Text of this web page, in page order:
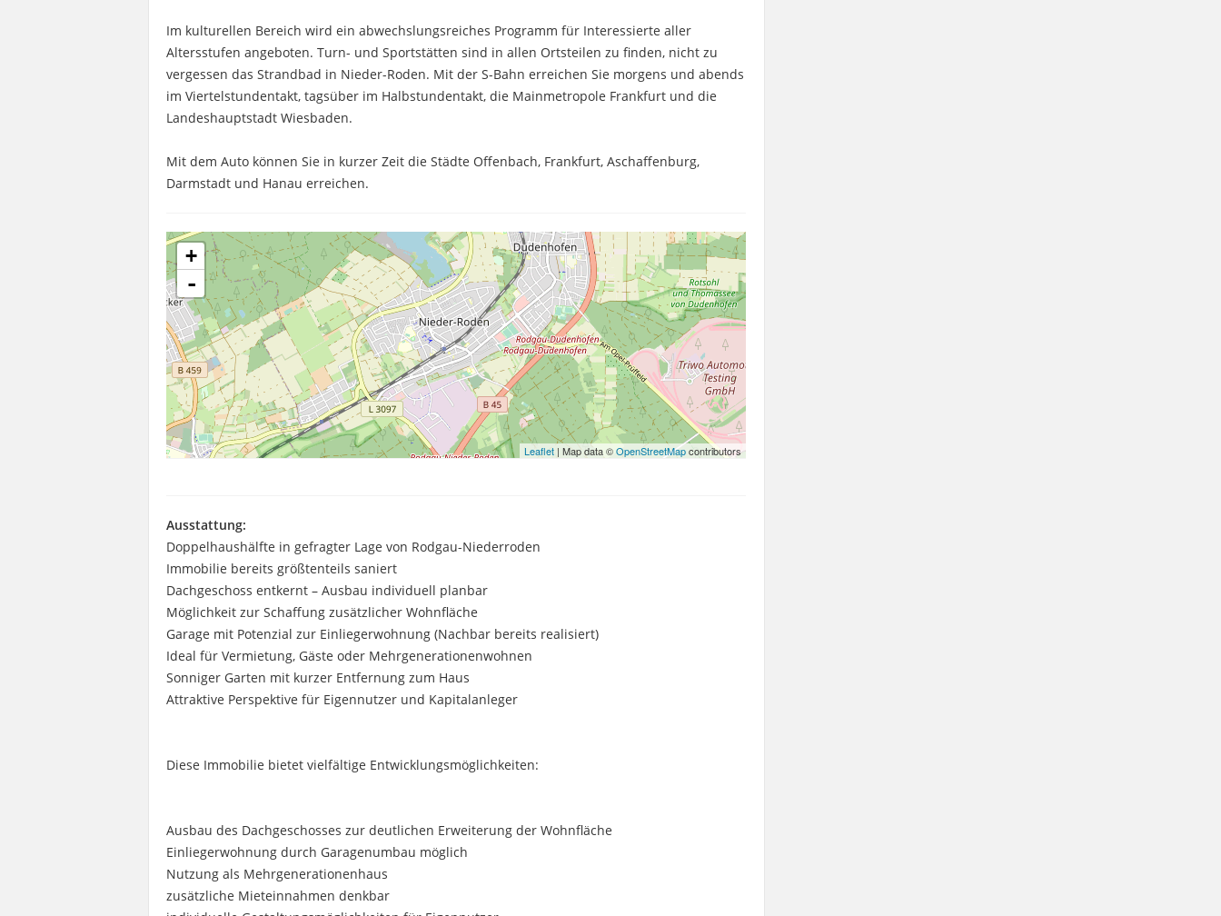
Im kulturellen Bereich wird ein abwechslungsreiches Programm für Interessierte aller
Altersstufen angeboten. Turn- und Sportstätten sind in allen Ortsteilen zu finden, nicht zu
vergessen das Strandbad in Nieder-Roden. Mit der S-Bahn erreichen Sie morgens und abends
im Viertelstundentakt, tagsüber im Halbstundentakt, die Mainmetropole Frankfurt und die
Landeshauptstadt Wiesbaden.
Mit dem Auto können Sie in kurzer Zeit die Städte Offenbach, Frankfurt, Aschaffenburg,
Darmstadt und Hanau erreichen.
+
-
Leaflet | Map data ©OpenStreetMapcontributors
Ausstattung:
Doppelhaushälfte in gefragter Lage von Rodgau-Niederroden
Immobilie bereits größtenteils saniert
Dachgeschoss entkernt – Ausbau individuell planbar
Möglichkeit zur Schaffung zusätzlicher Wohnfläche
Garage mit Potenzial zur Einliegerwohnung (Nachbar bereits realisiert)
Ideal für Vermietung, Gäste oder Mehrgenerationenwohnen
Sonniger Garten mit kurzer Entfernung zum Haus
Attraktive Perspektive für Eigennutzer und Kapitalanleger
Diese Immobilie bietet vielfältige Entwicklungsmöglichkeiten:
Ausbau des Dachgeschosses zur deutlichen Erweiterung der Wohnfläche
Einliegerwohnung durch Garagenumbau möglich
Nutzung als Mehrgenerationenhaus
zusätzliche Mieteinnahmen denkbar